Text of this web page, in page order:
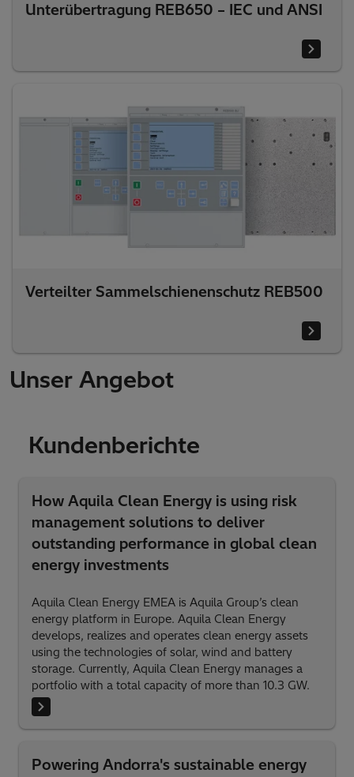
Unterübertragung REB650 – IEC und ANSI
Verteilter Sammelschienenschutz REB500
Unser Angebot
Kundenberichte
How Aquila Clean Energy is using risk
management solutions to deliver
outstanding performance in global clean
energy investments
Aquila Clean Energy EMEA is Aquila Group’s clean
energy platform in Europe. Aquila Clean Energy
develops, realizes and operates clean energy assets
using the technologies of solar, wind and battery
storage. Currently, Aquila Clean Energy manages a
portfolio with a total capacity of more than 10.3 GW.
Powering Andorra's sustainable energy